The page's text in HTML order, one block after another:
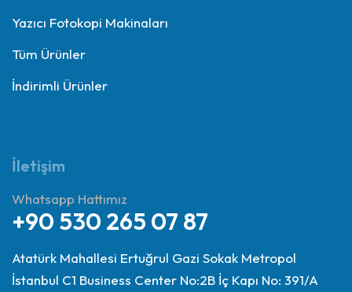
Yazıcı Fotokopi Makinaları
Tüm Ürünler
İndirimli Ürünler
İletişim
Whatsapp Hattımız
+90 530 265 07 87
Atatürk Mahallesi Ertuğrul Gazi Sokak Metropol
İstanbul C1 Business Center No:2B İç Kapı No: 391/A